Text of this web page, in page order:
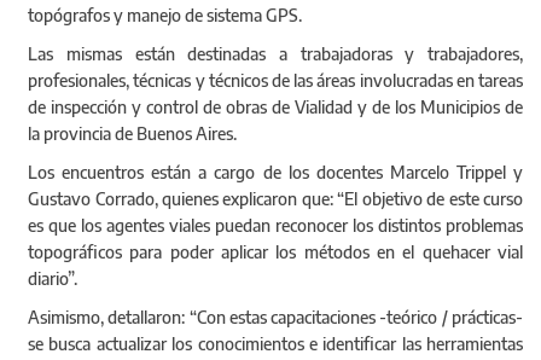
topógrafos y manejo de sistema GPS.
Las mismas están destinadas a trabajadoras y trabajadores,
profesionales, técnicas y técnicos de las áreas involucradas en tareas
de inspección y control de obras de Vialidad y de los Municipios de
la provincia de Buenos Aires.
Los encuentros están a cargo de los docentes Marcelo Trippel y
Gustavo Corrado, quienes explicaron que: “El objetivo de este curso
es que los agentes viales puedan reconocer los distintos problemas
topográficos para poder aplicar los métodos en el quehacer vial
diario”.
Asimismo, detallaron: “Con estas capacitaciones -teórico / prácticas-
se busca actualizar los conocimientos e identificar las herramientas